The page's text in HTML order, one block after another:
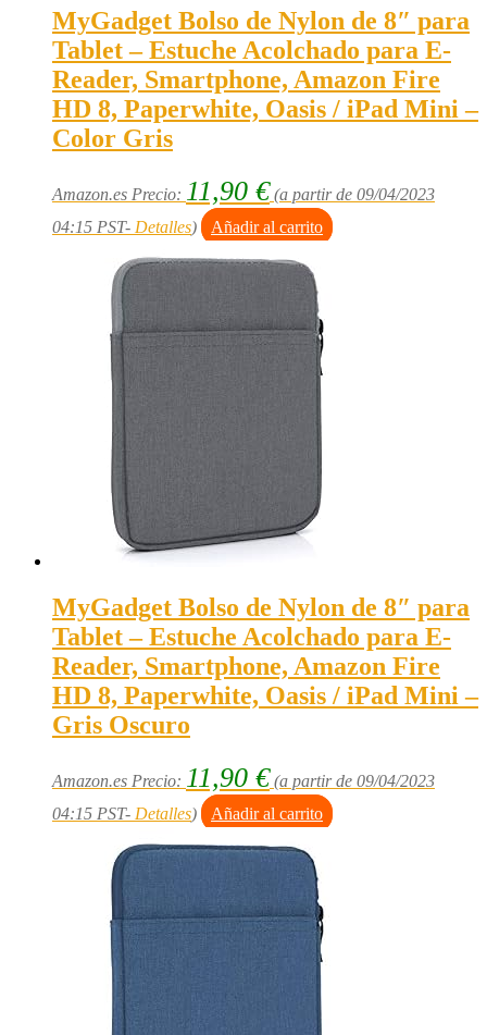
MyGadget Bolso de Nylon de 8″ para
Tablet – Estuche Acolchado para E-
Reader, Smartphone, Amazon Fire
HD 8, Paperwhite, Oasis / iPad Mini –
Color Gris
Amazon.es Precio: 11,90 € (a partir de 09/04/2023
04:15 PST- Detalles) Añadir al carrito
MyGadget Bolso de Nylon de 8″ para
Tablet – Estuche Acolchado para E-
Reader, Smartphone, Amazon Fire
HD 8, Paperwhite, Oasis / iPad Mini –
Gris Oscuro
Amazon.es Precio: 11,90 € (a partir de 09/04/2023
04:15 PST- Detalles) Añadir al carrito